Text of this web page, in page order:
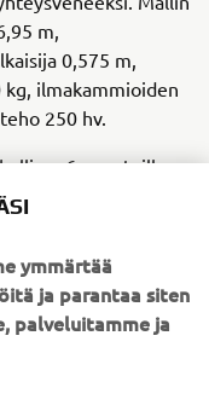
m,
0,575 m,
kg, ilmakammioiden
250 hv.
6, osastoilla
ymmärtää
ja parantaa siten
palveluitamme ja